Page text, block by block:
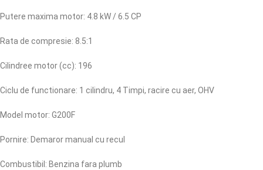
Putere maxima motor: 4.8 kW / 6.5 CP
Rata de compresie: 8.5:1
Cilindree motor (cc): 196
Ciclu de functionare: 1 cilindru, 4 Timpi, racire cu aer, OHV
Model motor: G200F
Pornire: Demaror manual cu recul
Combustibil: Benzina fara plumb